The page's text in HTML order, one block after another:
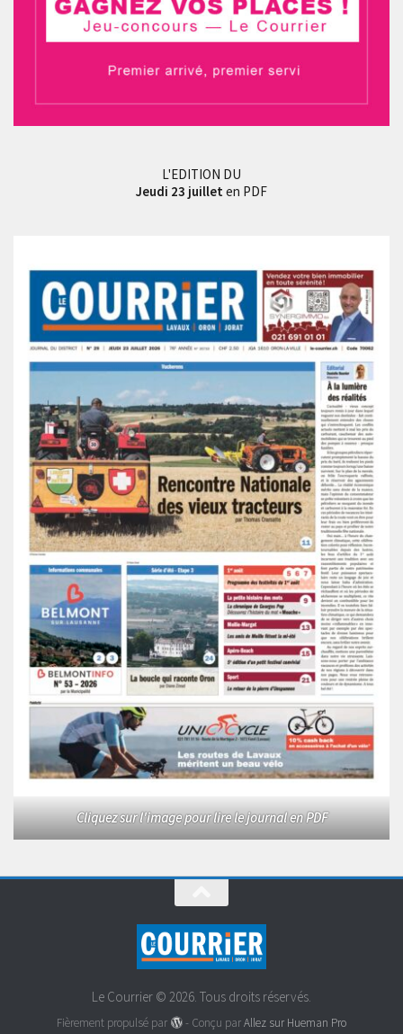
L'EDITION DU
Jeudi 23 juillet en PDF
Cliquez sur l'image pour lire le journal en PDF
Le Courrier © 2026. Tous droits réservés.
Fièrement propulsé par - Conçu parAllez sur Hueman Pro